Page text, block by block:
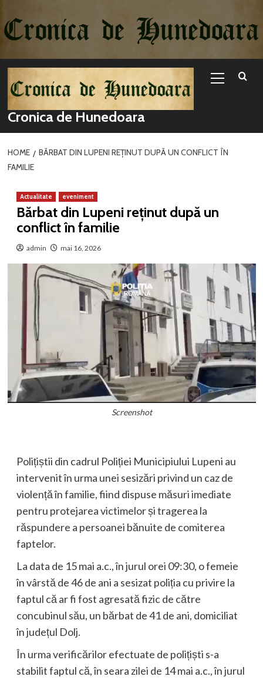
la
conținut
Cronica de Hunedoara
Menu
HOME
BĂRBAT DIN LUPENI REȚINUT DUPĂ UN CONFLICT ÎN
FAMILIE
Actualitate eveniment
Bărbat din Lupeni reținut după un
conflict în familie
admin mai 16, 2026
Screenshot
Polițiștii din cadrul Poliției Municipiului Lupeni au
intervenit în urma unei sesizări privind un caz de
violență în familie, fiind dispuse măsuri imediate
pentru protejarea victimelor și tragerea la
răspundere a persoanei bănuite de comiterea
faptelor.
La data de 15 mai a.c., în jurul orei 09:30, o femeie
în vârstă de 46 de ani a sesizat poliția cu privire la
faptul că ar fi fost agresată fizic de către
concubinul său, un bărbat de 41 de ani, domiciliat
în județul Dolj.
În urma verificărilor efectuate de polițiști s-a
stabilit faptul că, în seara zilei de 14 mai a.c., în jurul